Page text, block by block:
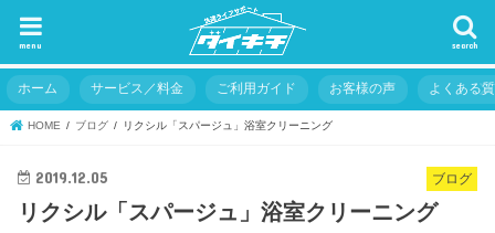
search
menu
ホーム サービス／料金 ご利用ガイド お客様の声 よくある
HOME ブログ リクシル「スパージュ」浴室クリーニング
ブログ
2019.12.05
リクシル「スパージュ」浴室クリーニング